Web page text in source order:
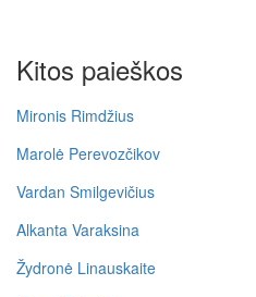
Kitos paieškos
Mironis Rimdžius
Marolė Perevozčikov
Vardan Smilgevičius
Alkanta Varaksina
Žydronė Linauskaite